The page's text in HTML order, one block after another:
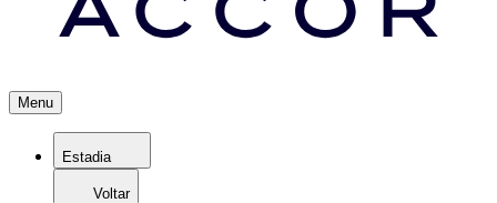
Menu
Estadia
Voltar